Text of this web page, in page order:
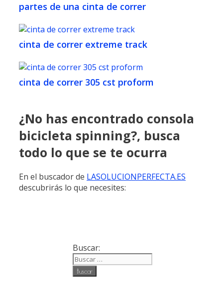
partes de una cinta de correr
cinta de correr extreme track
cinta de correr 305 cst proform
¿No has encontrado consola
bicicleta spinning?, busca
todo lo que se te ocurra
En el buscador de LASOLUCIONPERFECTA.ES
descubrirás lo que necesites:
Buscar: